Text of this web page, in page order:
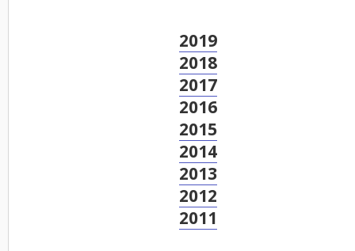
2019
2018
2017
2016
2015
2014
2013
2012
2011